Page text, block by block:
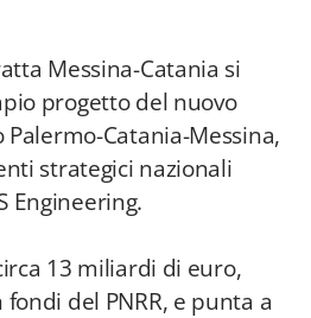
Messina-Catania si
progetto del nuovo
Catania-Messina,
strategici nazionali
Engineering.
13 miliardi di euro,
del PNRR, e punta a